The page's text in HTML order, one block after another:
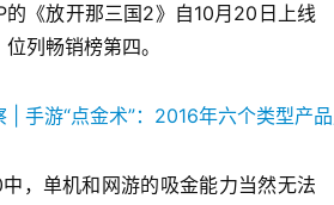
的《放开那三国2》自10月20日上线
列畅销榜第四。
，单机和网游的吸金能力当然无法